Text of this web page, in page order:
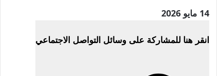
نُشرت
14
14 مايو 2026
انقر هنا للمشاركة على وسائل التواصل الاجتماعي